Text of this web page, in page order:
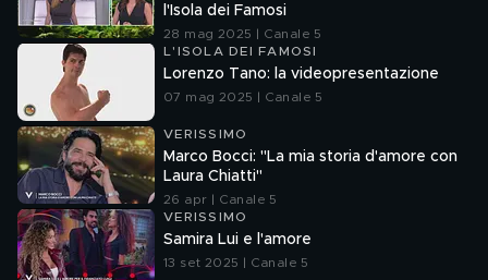
l'Isola dei Famosi
28 mag 2025 | Canale 5
L'ISOLA DEI FAMOSI
Lorenzo Tano: la videopresentazione
07 mag 2025 | Canale 5
VERISSIMO
Marco Bocci: "La mia storia d'amore con
Laura Chiatti"
26 apr | Canale 5
VERISSIMO
Samira Lui e l'amore
13 set 2025 | Canale 5